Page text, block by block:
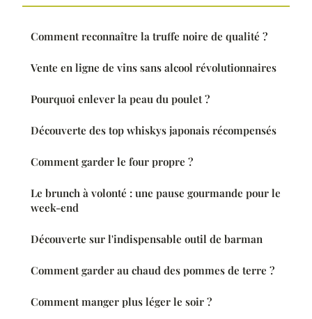
Comment reconnaître la truffe noire de qualité ?
Vente en ligne de vins sans alcool révolutionnaires
Pourquoi enlever la peau du poulet ?
Découverte des top whiskys japonais récompensés
Comment garder le four propre ?
Le brunch à volonté : une pause gourmande pour le
week-end
Découverte sur l'indispensable outil de barman
Comment garder au chaud des pommes de terre ?
Comment manger plus léger le soir ?